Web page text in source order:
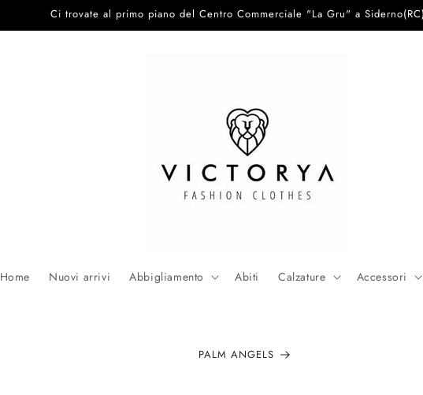
Ci trovate al primo piano del Centro Commerciale "La Gru" a Siderno(RC)
Home Nuovi arrivi Abbigliamento Abiti Calzature Accessori
PALM ANGELS